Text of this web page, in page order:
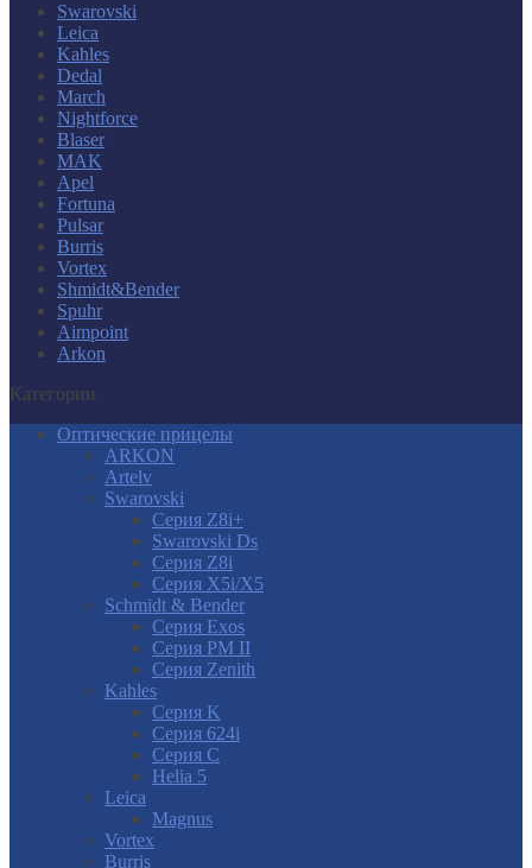
Swarovski
Leica
Kahles
Dedal
March
Nightforce
Blaser
MAK
Apel
Fortuna
Pulsar
Burris
Vortex
Shmidt&Bender
Spuhr
Aimpoint
Arkon
Категории
Оптические прицелы
ARKON
Artelv
Swarovski
Серия Z8i+
Swarovski Ds
Серия Z8i
Серия X5i/X5
Schmidt & Bender
Серия Exos
Серия PM II
Cерия Zenith
Kahles
Серия K
Серия 624i
Серия С
Helia 5
Leica
Magnus
Vortex
Burris